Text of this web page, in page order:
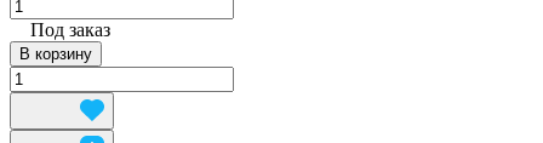
Под заказ
В корзину